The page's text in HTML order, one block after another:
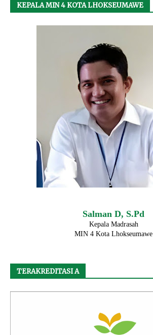
KEPALA MIN 4 KOTA LHOKSEUMAWE
Salman D, S.Pd
Kepala Madrasah
MIN 4 Kota Lhokseumawe
TERAKREDITASI A